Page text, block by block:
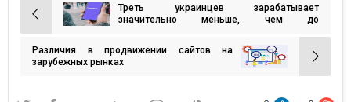
Навигация
по
записям
Треть украинцев зарабатывает
значительно меньше, чем до
Различия в продвижении сайтов на
зарубежных рынках